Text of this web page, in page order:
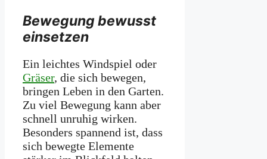
Bewegung bewusst
einsetzen
Ein leichtes Windspiel oder
Gräser, die sich bewegen,
bringen Leben in den Garten.
Zu viel Bewegung kann aber
schnell unruhig wirken.
Besonders spannend ist, dass
sich bewegte Elemente